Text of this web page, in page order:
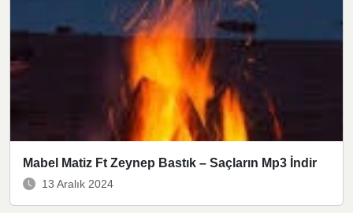
Mabel Matiz Ft Zeynep Bastık – Saçların Mp3 İndir
13 Aralık 2024